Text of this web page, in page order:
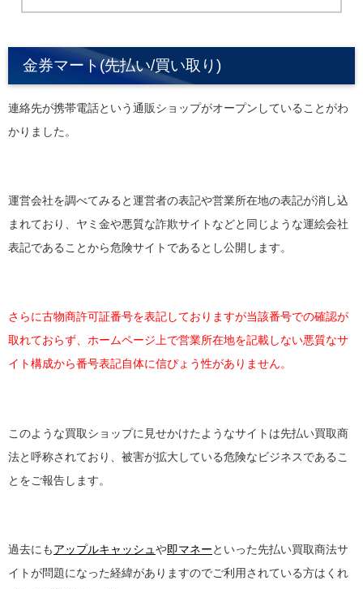
金券マート(先払い/買い取り)
連絡先が携帯電話という通販ショップがオープンしていることがわ
かりました。
運営会社を調べてみると運営者の表記や営業所在地の表記が消し込
まれており、ヤミ金や悪質な詐欺サイトなどと同じような運絵会社
表記であることから危険サイトであるとし公開します。
さらに古物商許可証番号を表記しておりますが当該番号での確認が
取れておらず、ホームページ上で営業所在地を記載しない悪質なサ
イト構成から番号表記自体に信ぴょう性がありません。
このような買取ショップに見せかけたようなサイトは先払い買取商
法と呼称されており、被害が拡大している危険なビジネスであるこ
とをご報告します。
過去にも アップルキャッシュ や即マネー といった先払い買取商法サ
イトが問題になった経緯がありますのでご利用されている方はくれ